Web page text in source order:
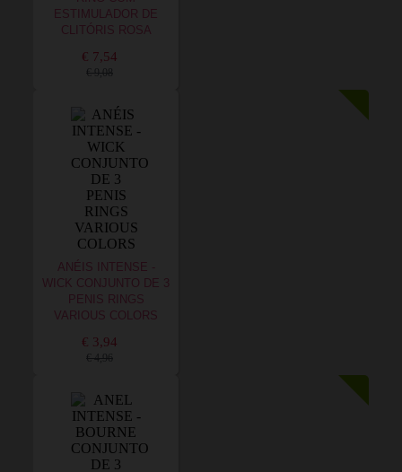
ESTIMULADOR DE
CLITÓRIS ROSA
€ 7,54
€ 9,08
ANÉIS INTENSE -
WICK CONJUNTO DE 3
PENIS RINGS
VARIOUS COLORS
€ 3,94
€ 4,96